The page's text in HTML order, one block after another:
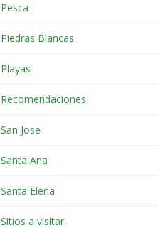
Pesca
Piedras Blancas
Playas
Recomendaciones
San Jose
Santa Ana
Santa Elena
Sitios a visitar